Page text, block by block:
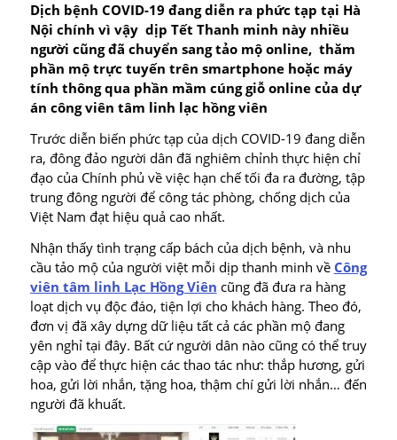
Dịch bệnh COVID-19 đang diễn ra phức tạp tại Hà
Nội chính vì vậy dịp Tết Thanh minh này nhiều
người cũng đã chuyển sang tảo mộ online, thăm
phần mộ trực tuyến trên smartphone hoặc máy
tính thông qua phần mầm cúng giỗ online của dự
án công viên tâm linh lạc hồng viên
Trước diễn biến phức tạp của dịch COVID-19 đang diễn
ra, đông đảo người dân đã nghiêm chỉnh thực hiện chỉ
đạo của Chính phủ về việc hạn chế tối đa ra đường, tập
trung đông người để công tác phòng, chống dịch của
Việt Nam đạt hiệu quả cao nhất.
Nhận thấy tình trạng cấp bách của dịch bệnh, và nhu
cầu tảo mộ của người việt mỗi dịp thanh minh về Công
viên tâm linh Lạc Hồng Viên cũng đã đưa ra hàng
loạt dịch vụ độc đáo, tiện lợi cho khách hàng. Theo đó,
đơn vị đã xây dựng dữ liệu tất cả các phần mộ đang
yên nghỉ tại đây. Bất cứ người dân nào cũng có thể truy
cập vào để thực hiện các thao tác như: thắp hương, gửi
hoa, gửi lời nhắn, tặng hoa, thậm chí gửi lời nhắn… đến
người đã khuất.